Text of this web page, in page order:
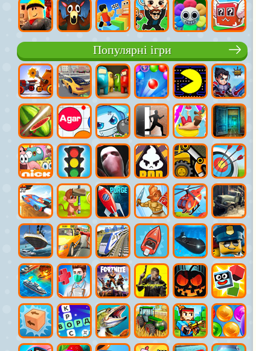
Популярні ігри